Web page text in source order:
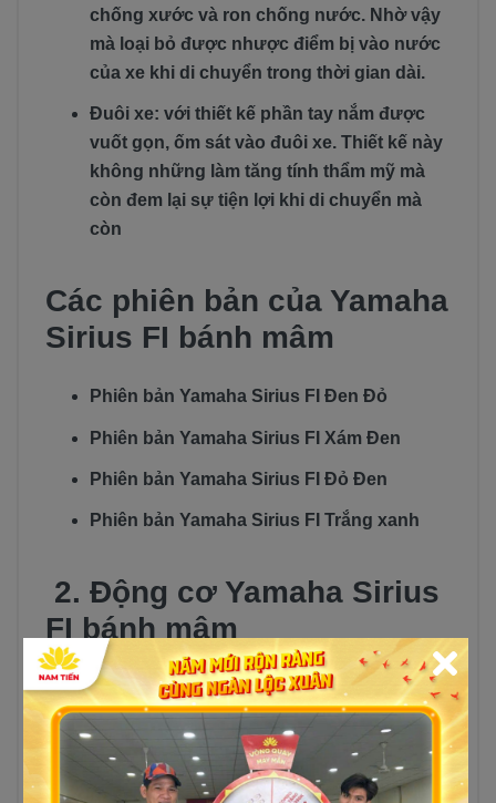
chống xước và ron chống nước. Nhờ vậy
mà loại bỏ được nhược điểm bị vào nước
của xe khi di chuyển trong thời gian dài.
Đuôi xe: với thiết kế phần tay nắm được
vuốt gọn, ốm sát vào đuôi xe. Thiết kế này
không những làm tăng tính thẩm mỹ mà
còn đem lại sự tiện lợi khi di chuyển mà
còn
Các phiên bản của Yamaha
Sirius FI bánh mâm
Phiên bản Yamaha Sirius FI Đen Đỏ
Phiên bản Yamaha Sirius FI Xám Đen
Phiên bản Yamaha Sirius FI Đỏ Đen
Phiên bản Yamaha Sirius FI Trắng xanh
2. Động cơ Yamaha Sirius
FI bánh mâm
Động cơ có sự thay đổi từ 110cc lên 115cc so
với bản cũ. Trang bị hệ thống SOHC, làm mát
bằng không khí. Từ đó, tối ưu được lượng khí
thải được xả ra. Nhờ có khối động cơ hiện đại,
bền bỉ, Sirius bánh mâm đã xưng danh mình vớ